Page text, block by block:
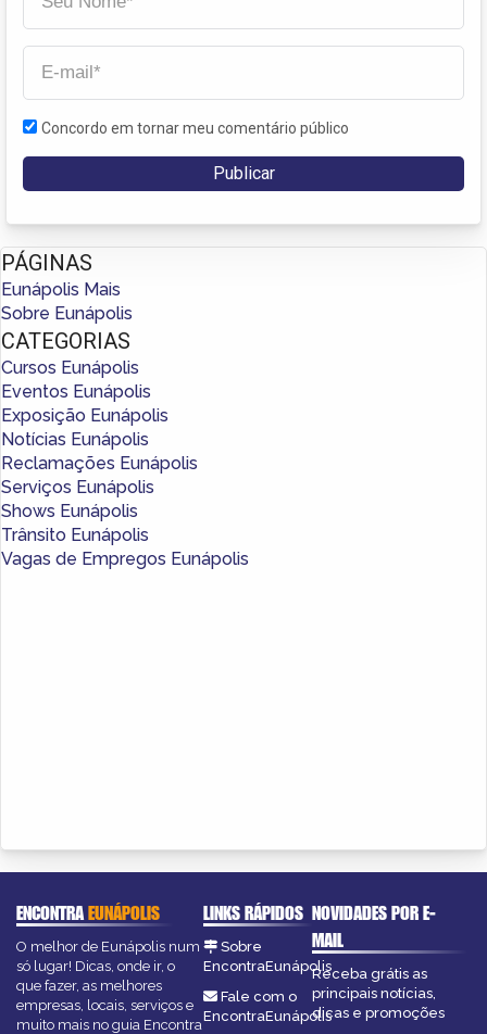
Concordo em tornar meu comentário público
PÁGINAS
Eunápolis Mais
Sobre Eunápolis
CATEGORIAS
Cursos Eunápolis
Eventos Eunápolis
Exposição Eunápolis
Notícias Eunápolis
Reclamações Eunápolis
Serviços Eunápolis
Shows Eunápolis
Trânsito Eunápolis
Vagas de Empregos Eunápolis
ENCONTRAEUNÁPOLIS
O melhor de Eunápolis num
só lugar! Dicas, onde ir, o
que fazer, as melhores
empresas, locais, serviços e
muito mais no guia Encontra
LINKS RÁPIDOS
Sobre
EncontraEunápolis
Fale com o
EncontraEunápolis
NOVIDADES POR E-
MAIL
Receba grátis as
principais notícias,
dicas e promoções